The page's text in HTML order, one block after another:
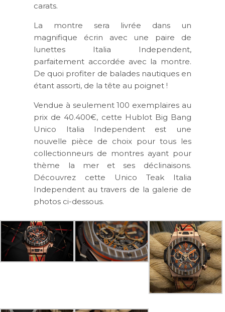
carats.
La montre sera livrée dans un
magnifique écrin avec une paire de
lunettes Italia Independent,
parfaitement accordée avec la montre.
De quoi profiter de balades nautiques en
étant assorti, de la tête au poignet !
Vendue à seulement 100 exemplaires au
prix de 40.400€, cette Hublot Big Bang
Unico Italia Independent est une
nouvelle pièce de choix pour tous les
collectionneurs de montres ayant pour
thème la mer et ses déclinaisons.
Découvrez cette Unico Teak Italia
Independent au travers de la galerie de
photos ci-dessous.